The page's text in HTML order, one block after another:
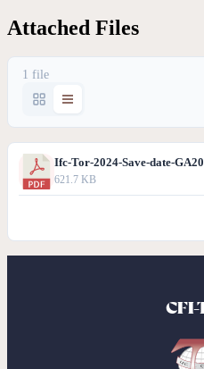
Attached Files
1 file
Ifc-Tor-2024-Save-date-
621.7 KB
CFI-